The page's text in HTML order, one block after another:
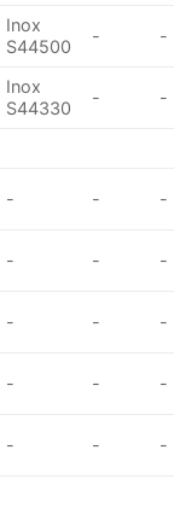
Inox
S44500
- -
Inox
S44330
- -
- - -
- - -
- - -
- - -
- - -